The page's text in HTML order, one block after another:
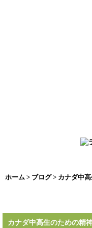
ホーム > ブログ> カナダ中
カナダ中高生のための精